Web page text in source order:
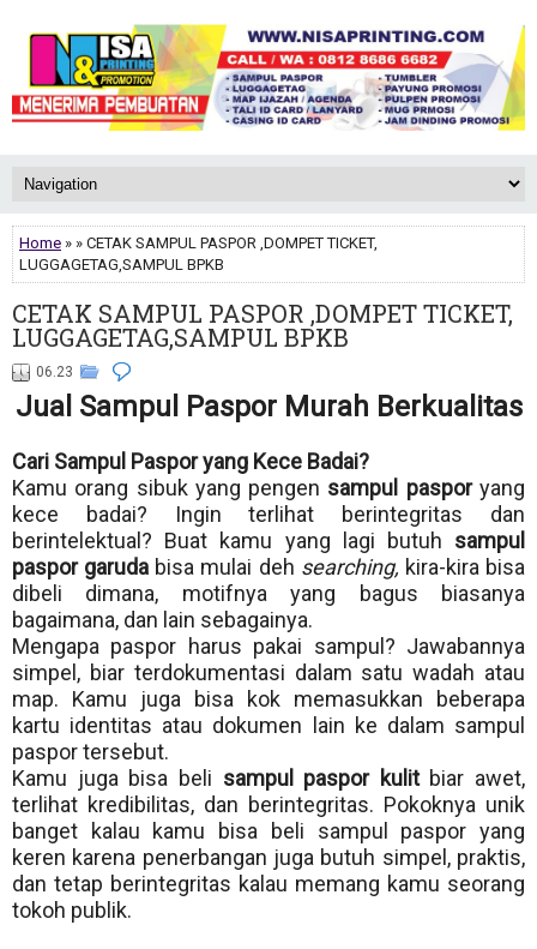
Home » » CETAK SAMPUL PASPOR ,DOMPET TICKET,
LUGGAGETAG,SAMPUL BPKB
CETAK SAMPUL PASPOR ,DOMPET TICKET,
LUGGAGETAG,SAMPUL BPKB
06.23
Jual Sampul Paspor Murah Berkualitas
Cari Sampul Paspor yang Kece Badai?
Kamu orang sibuk yang pengen sampul pasporyang
kece badai? Ingin terlihat berintegritas dan
berintelektual? Buat kamu yang lagi butuh sampul
paspor garuda bisa mulai deh searching, kira-kira bisa
dibeli dimana, motifnya yang bagus biasanya
bagaimana, dan lain sebagainya.
Mengapa paspor harus pakai sampul? Jawabannya
simpel, biar terdokumentasi dalam satu wadah atau
map. Kamu juga bisa kok memasukkan beberapa
kartu identitas atau dokumen lain ke dalam sampul
paspor tersebut.
Kamu juga bisa beli sampul paspor kulit biar awet,
terlihat kredibilitas, dan berintegritas. Pokoknya unik
banget kalau kamu bisa beli sampul paspor yang
keren karena penerbangan juga butuh simpel, praktis,
dan tetap berintegritas kalau memang kamu seorang
tokoh publik.